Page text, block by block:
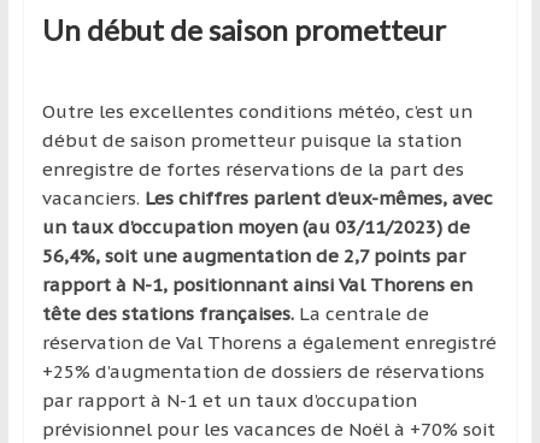
Un début de saison prometteur
Outre les excellentes conditions météo, c’est un
début de saison prometteur puisque la station
enregistre de fortes réservations de la part des
vacanciers. Les chiffres parlent d’eux-mêmes, avec
un taux d’occupation moyen (au 03/11/2023) de
56,4%, soit une augmentation de 2,7 points par
rapport à N-1, positionnant ainsi Val Thorens en
tête des stations françaises.La centrale de
réservation de Val Thorens a également enregistré
+25% d’augmentation de dossiers de réservations
par rapport à N-1 et un taux d’occupation
prévisionnel pour les vacances de Noël à +70% soit